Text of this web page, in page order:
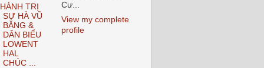
TRỊ
SỰ HÀ VŨ
BĂNG &
DÂN BIỂU
LOWENT
HAL
CHÚC ...
Cư...
View my complete
profile